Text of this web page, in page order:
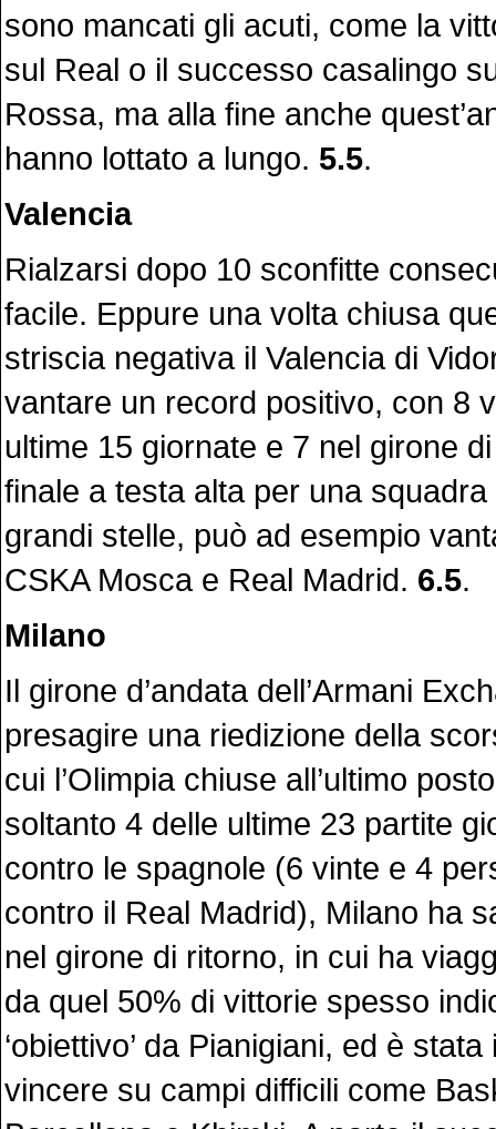
sono mancati gli acuti, come la
sul Real o il successo casalingo
Rossa, ma alla fine anche
hanno lottato a lungo. 5.5.
Valencia
Rialzarsi dopo 10 sconfitte
facile. Eppure una volta chiusa
striscia negativa il Valencia di
vantare un record positivo, con 8
ultime 15 giornate e 7 nel girone
finale a testa alta per una
grandi stelle, può ad esempio
CSKA Mosca e Real Madrid. 6.5.
Milano
Il girone d’andata dell’Armani
presagire una riedizione della
cui l’Olimpia chiuse all’ultimo
soltanto 4 delle ultime 23 partite
contro le spagnole (6 vinte e 4
contro il Real Madrid), Milano ha
nel girone di ritorno, in cui ha
da quel 50% di vittorie spesso
‘obiettivo’ da Pianigiani, ed è
vincere su campi difficili come